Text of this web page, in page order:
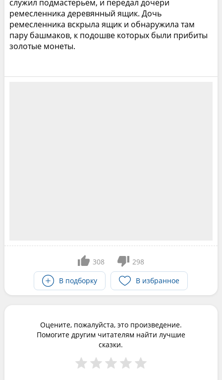
служил подмастерьем, и передал дочери
ремесленника деревянный ящик. Дочь
ремесленника вскрыла ящик и обнаружила там
пару башмаков, к подошве которых были прибиты
золотые монеты.
308
298
В подборку
В избранное
Оцените, пожалуйста, это произведение.
Помогите другим читателям найти лучшие
сказки.